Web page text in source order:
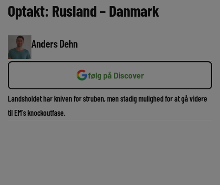
Optakt: Rusland – Danmark
Anders Dehn
følg på Discover
Landsholdet har kniven for struben, men stadig mulighed for at gå videre
til EM’s knockoutfase.